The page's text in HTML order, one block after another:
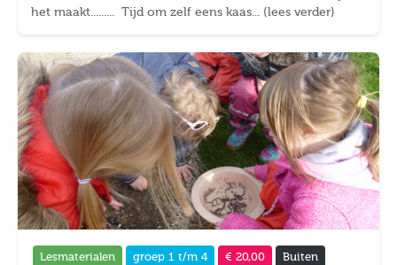
het maakt......... Tijd om zelf eens kaas... (lees verder)
Lesmaterialen groep 1 t/m 4 € 20,00 Buiten